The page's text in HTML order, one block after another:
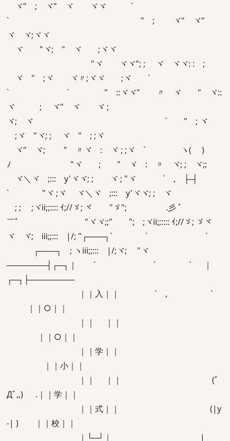
ヾ" ;ゞヾ"ゞヾ ゞヾヾ `
` "ゞ; ゞヾ" ヾ"
ヾゞヾ;ヾヾ
ゞヾ "ヾ;ゞ"ゞヾ ゞ;ヾヾ
"ヾ ゞヾヾ"; ; ゞヾ ヾヾ: :ゞ;
ヾゞ"ゞ;ヾ ゞヾ〃;ヾヾ ゞ;ヾ `
` ` "ゞ::ヾヾ"ゞ 〃ゞヾ ゞ"ゞヾ::
ヾ ゞ; ゞヾ"ゞヾ ゞヾ ;
ヾ;ゞヾ ` "ゞ; ヾ
;ヾゞ"ヾ; ; ゞヾ "ゞ; ;ヾ
ゞヾ"ゞヾ; ゞゞ"ゞ〃ヾ :ゞヾ ; ;ヾ ` ヽ( )
ﾉ "ヾゞ ;ゞ "ゞヾ :ゞ〃ゞヾ; ;ゞヾ;;
ヾ＼ヾゞ;::: y'ヾヾ; ;ゞ ヾ ; "ヾ ` , ├‐┤
` "ヾ ;ヾ ヾ＼ヾゞ;::: y'ヾヾ; ;ゞヾ
ゞ; ; ゞ;ヾii;;:::: ｲ;//ゞ; ヾ "ゞ"; .彡 ﾟ
￣ﾟ "ヾヾ;;" ゞ";ゞ;ヾii;;:::: ｲ;//ゞ; ゞヾ
ヾ ヾ;ゞiii;;::: |/; "┌───┐` ` `
┌───┐ゞ; ヽiii;;::: |/;ヾ;ゞ "ヾ
───────┤┌─┐｜ ` ` ` ｜
┌─┐├────────
｜｜入｜｜ ` , `
｜｜○｜｜
｜｜ ｜｜
｜｜○｜｜
｜｜学｜｜
｜｜小｜｜
｜｜ ｜｜ (ﾟ
Дﾟ,,) .｜｜学｜｜
｜｜式｜｜ (|у
-| ) ｜｜校｜｜
｜└─┘｜ |